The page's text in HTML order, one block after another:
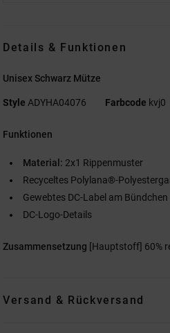
Details & Funktionen
Unisex Schwarz Mütze
Style ADYHA04076 Farbcode kvj0
Funktionen
Material: 2x1 Rippenmuster
Recyceltes Polylana®-
Gewebtes DC-Label am Bündchen
DC-Logo-Details
Zusammensetzung [Hauptstoff] 60%
Versand & Rückversand